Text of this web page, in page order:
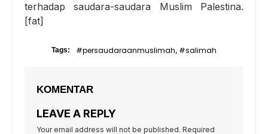
terhadap saudara-saudara Muslim Palestina.
[fat]
Tags: #persaudaraanmuslimah, #salimah
KOMENTAR
LEAVE A REPLY
Your email address will not be published. Required